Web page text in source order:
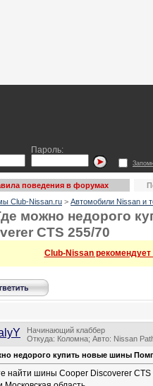
Пароль:
поведения в форумах
Club-Nissan.ru > Автомобили Nissan и
можно недорого
CTS 255/70
Club-Nissan
Начинающий клаббер
Откуда: Коломна; Авто: Nissan
недорого купить новые шины
найти шины Cooper Discoverer CTS